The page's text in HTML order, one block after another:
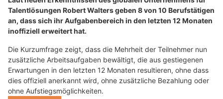
Talentlösungen Robert Walters geben 8 von 10 Berufstätigen
an, dass sich ihr Aufgabenbereich in den letzten 12 Monaten
inoffiziell erweitert hat.
Die Kurzumfrage zeigt, dass die Mehrheit der Teilnehmer nun
zusätzliche Arbeitsaufgaben bewältigt, die aus gestiegenen
Erwartungen in den letzten 12 Monaten resultieren, ohne dass
dies offiziell anerkannt wird, ohne zusätzliche Bezahlung oder
ohne Aufstiegsmöglichkeiten.